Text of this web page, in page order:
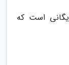
است که